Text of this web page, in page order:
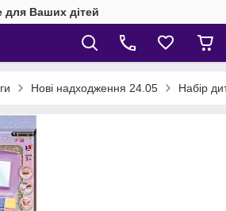
Ваших дітей
Нові надходження 24.05 Набір